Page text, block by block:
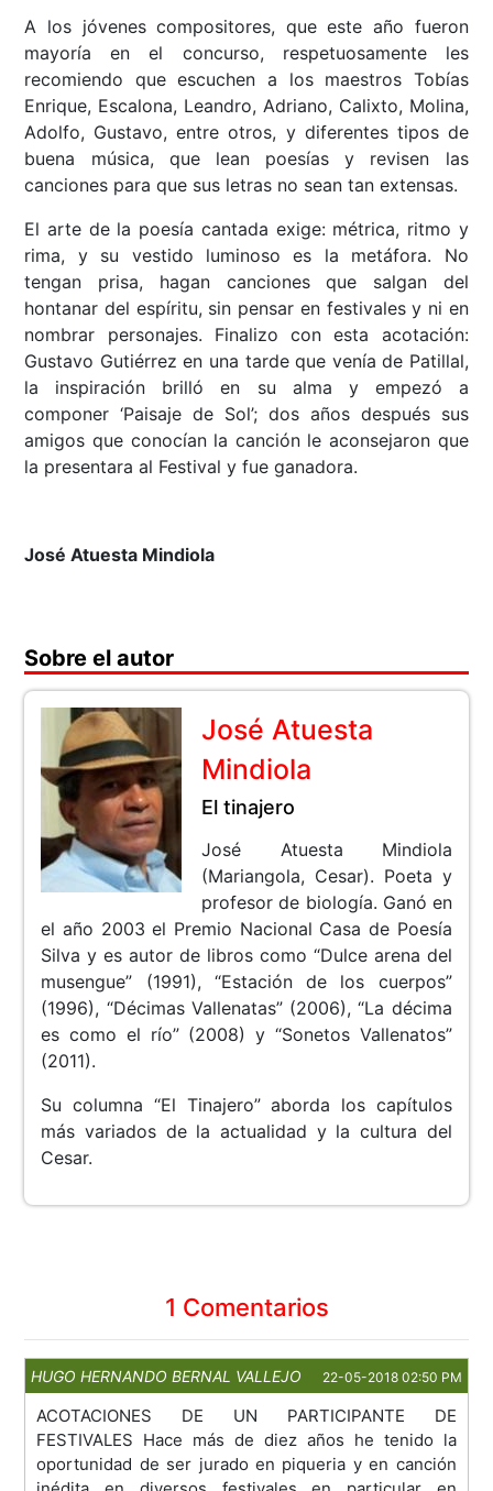
A los jóvenes compositores, que este año fueron
mayoría en el concurso, respetuosamente les
recomiendo que escuchen a los maestros Tobías
Enrique, Escalona, Leandro, Adriano, Calixto, Molina,
Adolfo, Gustavo, entre otros, y diferentes tipos de
buena música, que lean poesías y revisen las
canciones para que sus letras no sean tan extensas.
El arte de la poesía cantada exige: métrica, ritmo y
rima, y su vestido luminoso es la metáfora. No
tengan prisa, hagan canciones que salgan del
hontanar del espíritu, sin pensar en festivales y ni en
nombrar personajes. Finalizo con esta acotación:
Gustavo Gutiérrez en una tarde que venía de Patillal,
la inspiración brilló en su alma y empezó a
componer ‘Paisaje de Sol’; dos años después sus
amigos que conocían la canción le aconsejaron que
la presentara al Festival y fue ganadora.
José Atuesta Mindiola
Sobre el autor
José Atuesta
Mindiola
El tinajero
José Atuesta Mindiola
(Mariangola, Cesar). Poeta y
profesor de biología. Ganó en
el año 2003 el Premio Nacional Casa de Poesía
Silva y es autor de libros como “Dulce arena del
musengue” (1991), “Estación de los cuerpos”
(1996), “Décimas Vallenatas” (2006), “La décima
es como el río” (2008) y “Sonetos Vallenatos”
(2011).
Su columna “El Tinajero” aborda los capítulos
más variados de la actualidad y la cultura del
Cesar.
1 Comentarios
HUGO HERNANDO BERNAL VALLEJO 22-05-2018 02:50 PM
ACOTACIONES DE UN PARTICIPANTE DE
FESTIVALES Hace más de diez años he tenido la
oportunidad de ser jurado en piqueria y en canción